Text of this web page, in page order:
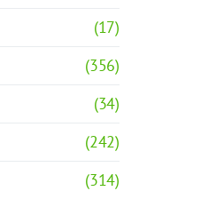
(17)
(356)
(34)
(242)
(314)